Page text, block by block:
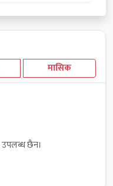
मासिक
छैन।